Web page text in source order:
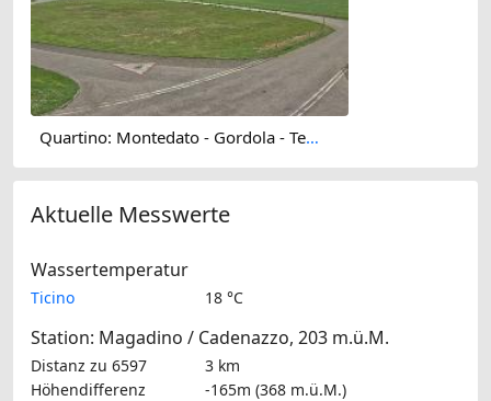
Quartino: Montedato - Gordola - Tenero - Minusio - Locarno - Orselina - Cardada Cimetta
Aktuelle Messwerte
Wassertemperatur
Ticino 18 °C
Station: Magadino / Cadenazzo, 203 m.ü.M.
Distanz zu 6597
3 km
Höhendifferenz
-165m (368 m.ü.M.)